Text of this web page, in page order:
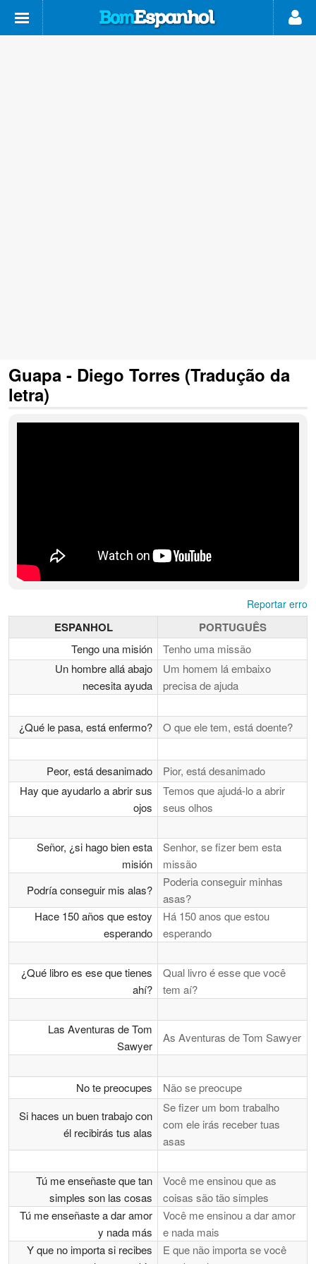
Guapa - Diego Torres (Tradução da
letra)
Reportar erro
ESPANHOL PORTUGUÊS
Tengo una misión
Tenho uma missão
Un hombre allá abajo
necesita ayuda
Um homem lá embaixo
precisa de ajuda
¿Qué le pasa, está enfermo? O que ele tem, está doente?
Peor, está desanimado
Pior, está desanimado
Hay que ayudarlo a abrir sus
ojos
Temos que ajudá-lo a abrir
seus olhos
Señor, ¿si hago bien esta
misión
Senhor, se fizer bem esta
missão
Podría conseguir mis alas?
Poderia conseguir minhas
asas?
Hace 150 años que estoy
esperando
Há 150 anos que estou
esperando
¿Qué libro es ese que tienes
ahí?
Qual livro é esse que você
tem aí?
Las Aventuras de Tom
Sawyer
As Aventuras de Tom Sawyer
No te preocupes
Não se preocupe
Si haces un buen trabajo con
él recibirás tus alas
Se fizer um bom trabalho
com ele irás receber tuas
asas
Tú me enseñaste que tan
simples son las cosas
Você me ensinou que as
coisas são tão simples
Tú me enseñaste a dar amor
y nada más
Você me ensinou a dar amor
e nada mais
Y que no importa si recibes
E que não importa se você